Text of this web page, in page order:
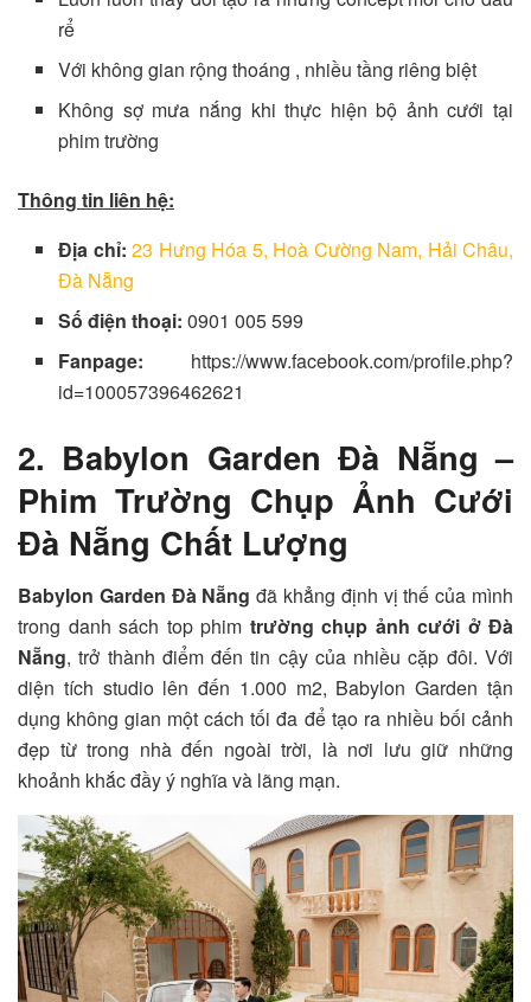
rể
Với không gian rộng thoáng , nhiều tầng riêng biệt
Không sợ mưa nắng khi thực hiện bộ ảnh cưới tại
phim trường
Thông tin liên hệ:
Địa chỉ:23 Hưng Hóa 5, Hoà Cường Nam, Hải Châu,
Đà Nẵng
Số điện thoại:0901 005 599
Fanpage: https://www.facebook.com/profile.php?
id=100057396462621
2. Babylon Garden Đà Nẵng –
Phim Trường Chụp Ảnh Cưới
Đà Nẵng Chất Lượng
Babylon Garden Đà Nẵng đã khẳng định vị thế của mình
trong danh sách top phim trường chụp ảnh cưới ở Đà
Nẵng, trở thành điểm đến tin cậy của nhiều cặp đôi. Với
diện tích studio lên đến 1.000 m2, Babylon Garden tận
dụng không gian một cách tối đa để tạo ra nhiều bối cảnh
đẹp từ trong nhà đến ngoài trời, là nơi lưu giữ những
khoảnh khắc đầy ý nghĩa và lãng mạn.